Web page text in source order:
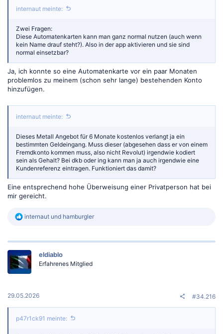
internaut meinte:
Zwei Fragen:
Diese Automatenkarten kann man ganz normal nutzen (auch wenn
kein Name drauf steht?). Also in der app aktivieren und sie sind
normal einsetzbar?
Ja, ich konnte so eine Automatenkarte vor ein paar Monaten
problemlos zu meinem (schon sehr lange) bestehenden Konto
hinzufügen.
internaut meinte:
Dieses Metall Angebot für 6 Monate kostenlos verlangt ja ein
bestimmten Geldeingang. Muss dieser (abgesehen dass er von einem
Fremdkonto kommen muss, also nicht Revolut) irgendwie kodiert
sein als Gehalt? Bei dkb oder ing kann man ja auch irgendwie eine
Kundenreferenz eintragen. Funktioniert das damit?
Eine entsprechend hohe Überweisung einer Privatperson hat bei
mir gereicht.
R
k
i
o
n
:
internaut und hamburgler
eldiablo
Erfahrenes Mitglied
29.05.2026 #34.216
p47r1ck91 meinte: